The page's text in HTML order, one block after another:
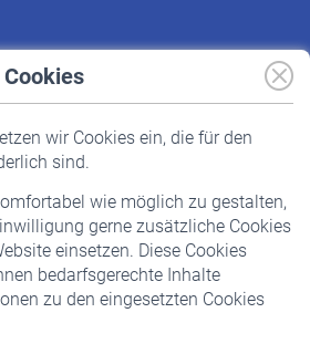
wir Cookies ein, die für den
sind.
wie möglich zu gestalten,
gerne zusätzliche Cookies
einsetzen. Diese Cookies
bedarfsgerechte Inhalte
zu den eingesetzten Cookies